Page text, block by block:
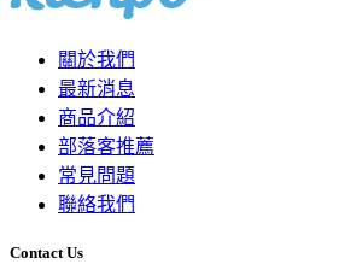
關於我們
最新消息
商品介紹
部落客推薦
常見問題
聯絡我們
Contact Us